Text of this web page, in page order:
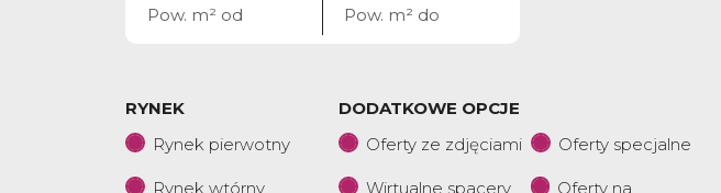
RYNEK
Rynek pierwotny
Rynek wtórny
DODATKOWE OPCJE
Oferty ze zdjęciami
Oferty specjalne
Wirtualne spacery
Oferty na